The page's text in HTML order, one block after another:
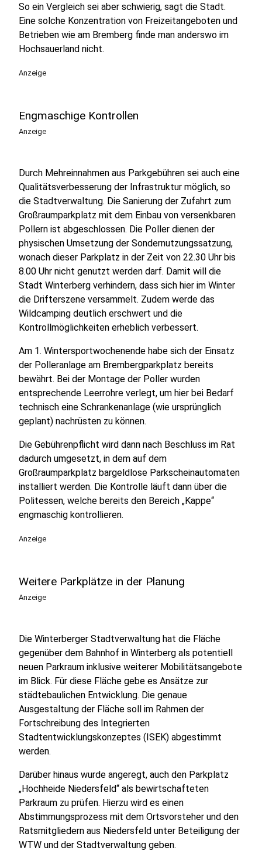
So ein Vergleich sei aber schwierig, sagt die Stadt.
Eine solche Konzentration von Freizeitangeboten und
Betrieben wie am Bremberg finde man anderswo im
Hochsauerland nicht.
Anzeige
Engmaschige Kontrollen
Anzeige
Durch Mehreinnahmen aus Parkgebühren sei auch eine
Qualitätsverbesserung der Infrastruktur möglich, so
die Stadtverwaltung. Die Sanierung der Zufahrt zum
Großraumparkplatz mit dem Einbau von versenkbaren
Pollern ist abgeschlossen. Die Poller dienen der
physischen Umsetzung der Sondernutzungssatzung,
wonach dieser Parkplatz in der Zeit von 22.30 Uhr bis
8.00 Uhr nicht genutzt werden darf. Damit will die
Stadt Winterberg verhindern, dass sich hier im Winter
die Drifterszene versammelt. Zudem werde das
Wildcamping deutlich erschwert und die
Kontrollmöglichkeiten erheblich verbessert.
Am 1. Wintersportwochenende habe sich der Einsatz
der Polleranlage am Brembergparkplatz bereits
bewährt. Bei der Montage der Poller wurden
entsprechende Leerrohre verlegt, um hier bei Bedarf
technisch eine Schrankenanlage (wie ursprünglich
geplant) nachrüsten zu können.
Die Gebührenpflicht wird dann nach Beschluss im Rat
dadurch umgesetzt, in dem auf dem
Großraumparkplatz bargeldlose Parkscheinautomaten
installiert werden. Die Kontrolle läuft dann über die
Politessen, welche bereits den Bereich „Kappe“
engmaschig kontrollieren.
Anzeige
Weitere Parkplätze in der Planung
Anzeige
Die Winterberger Stadtverwaltung hat die Fläche
gegenüber dem Bahnhof in Winterberg als potentiell
neuen Parkraum inklusive weiterer Mobilitätsangebote
im Blick. Für diese Fläche gebe es Ansätze zur
städtebaulichen Entwicklung. Die genaue
Ausgestaltung der Fläche soll im Rahmen der
Fortschreibung des Integrierten
Stadtentwicklungskonzeptes (ISEK) abgestimmt
werden.
Darüber hinaus wurde angeregt, auch den Parkplatz
„Hochheide Niedersfeld“ als bewirtschafteten
Parkraum zu prüfen. Hierzu wird es einen
Abstimmungsprozess mit dem Ortsvorsteher und den
Ratsmitgliedern aus Niedersfeld unter Beteiligung der
WTW und der Stadtverwaltung geben.